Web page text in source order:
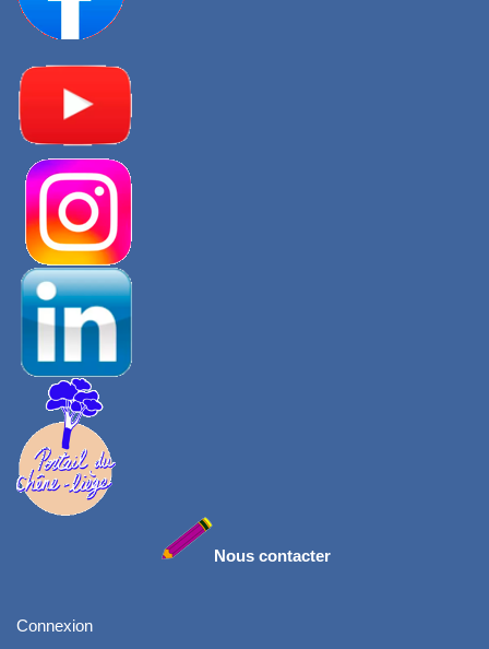
Nous contacter
Connexion